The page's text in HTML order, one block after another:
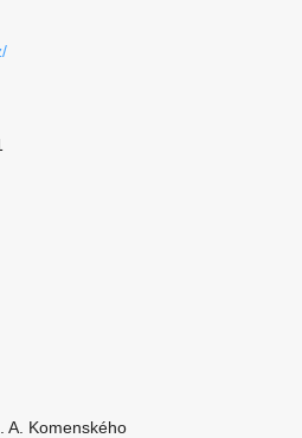
A. Komenského